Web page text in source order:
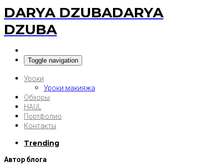
DARYA DZUBADARYA
DZUBA
Toggle navigation
Уроки
Уроки макияжа
Обзоры
HAUL
Портфолио
Контакты
Trending
Автор блога